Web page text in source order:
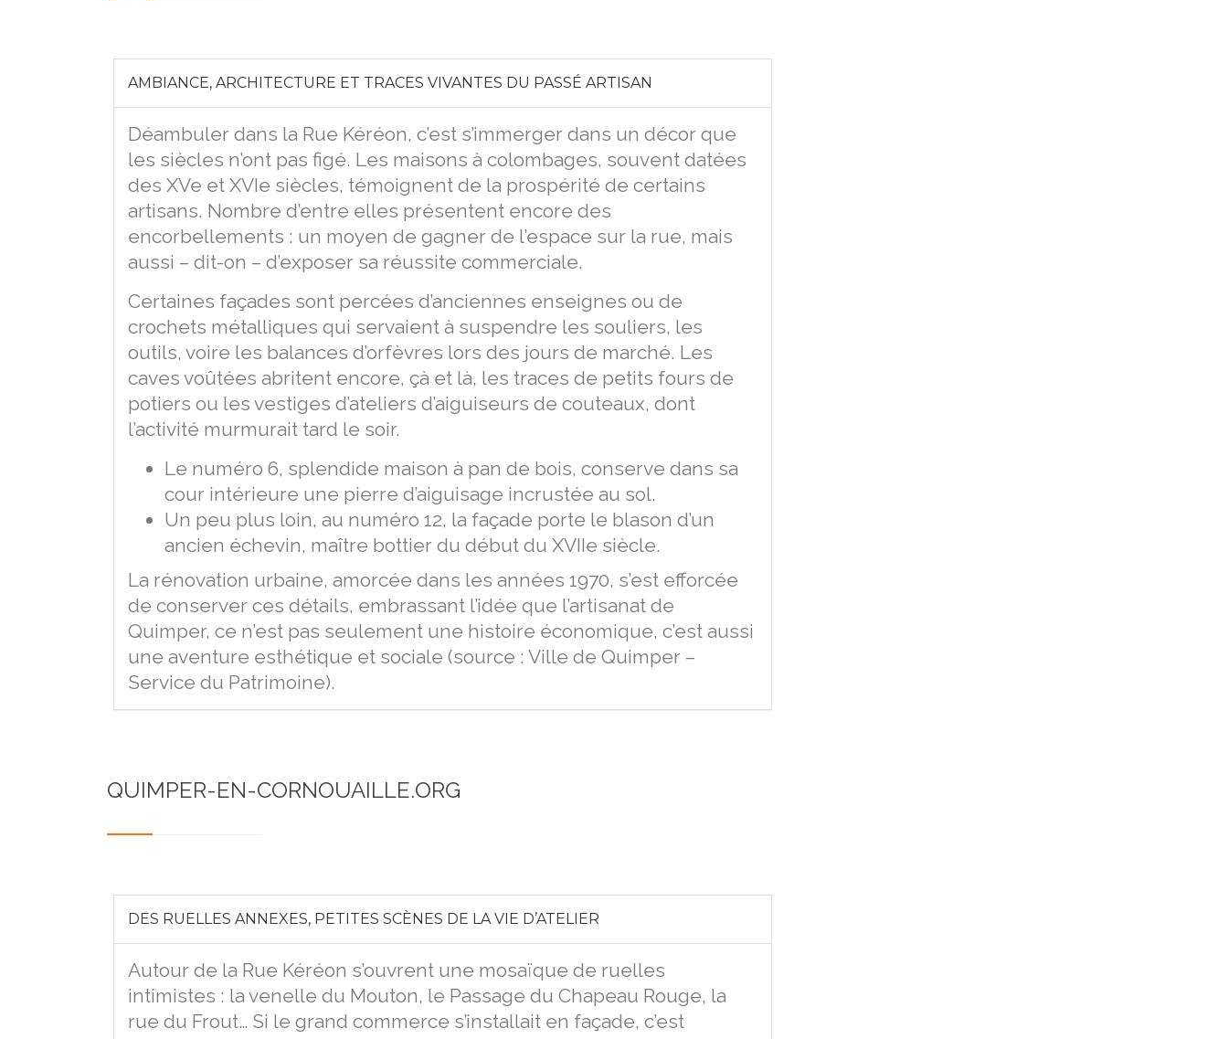
AMBIANCE, ARCHITECTURE ET TRACES VIVANTES DU PASSÉ ARTISAN
Déambuler dans la Rue Kéréon, c’est s’immerger dans un décor que
les siècles n’ont pas figé. Les maisons à colombages, souvent datées
des XVe et XVIe siècles, témoignent de la prospérité de certains
artisans. Nombre d’entre elles présentent encore des
encorbellements : un moyen de gagner de l’espace sur la rue, mais
aussi – dit-on – d’exposer sa réussite commerciale.
Certaines façades sont percées d’anciennes enseignes ou de
crochets métalliques qui servaient à suspendre les souliers, les
outils, voire les balances d’orfèvres lors des jours de marché. Les
caves voûtées abritent encore, çà et là, les traces de petits fours de
potiers ou les vestiges d’ateliers d’aiguiseurs de couteaux, dont
l’activité murmurait tard le soir.
Le numéro 6, splendide maison à pan de bois, conserve dans sa
cour intérieure une pierre d’aiguisage incrustée au sol.
Un peu plus loin, au numéro 12, la façade porte le blason d’un
ancien échevin, maître bottier du début du XVIIe siècle.
La rénovation urbaine, amorcée dans les années 1970, s’est efforcée
de conserver ces détails, embrassant l’idée que l’artisanat de
Quimper, ce n’est pas seulement une histoire économique, c’est aussi
une aventure esthétique et sociale (source : Ville de Quimper –
Service du Patrimoine).
QUIMPER-EN-CORNOUAILLE.ORG
DES RUELLES ANNEXES, PETITES SCÈNES DE LA VIE D’ATELIER
Autour de la Rue Kéréon s’ouvrent une mosaïque de ruelles
intimistes : la venelle du Mouton, le Passage du Chapeau Rouge, la
rue du Frout… Si le grand commerce s’installait en façade, c’est